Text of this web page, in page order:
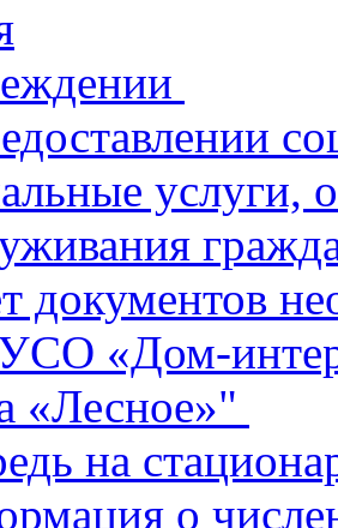
услуги,
документов
«Дом-
«Лесное»"
на
о